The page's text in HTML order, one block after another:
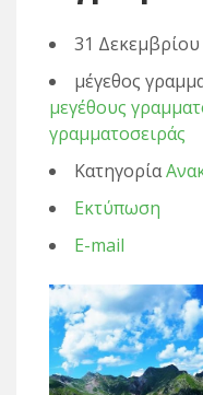
31 Δεκεμβρίου
μέγεθος
μεγέθους
γραμματοσειράς
Κατηγορία
Εκτύπωση
E-mail